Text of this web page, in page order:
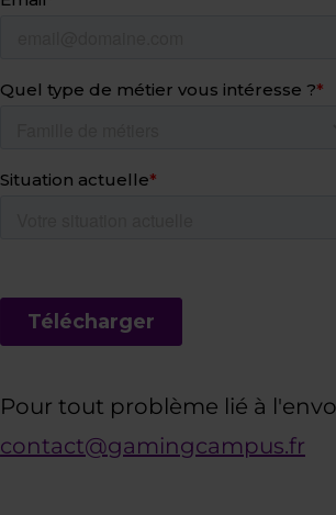
Pour tout problème lié à
contact@gamingcampus.fr